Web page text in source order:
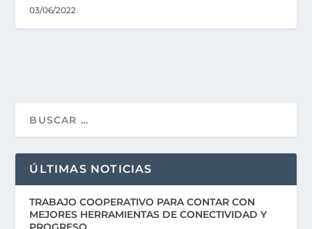
03/06/2022
ÚLTIMAS NOTICIAS
TRABAJO COOPERATIVO PARA CONTAR CON
MEJORES HERRAMIENTAS DE CONECTIVIDAD Y